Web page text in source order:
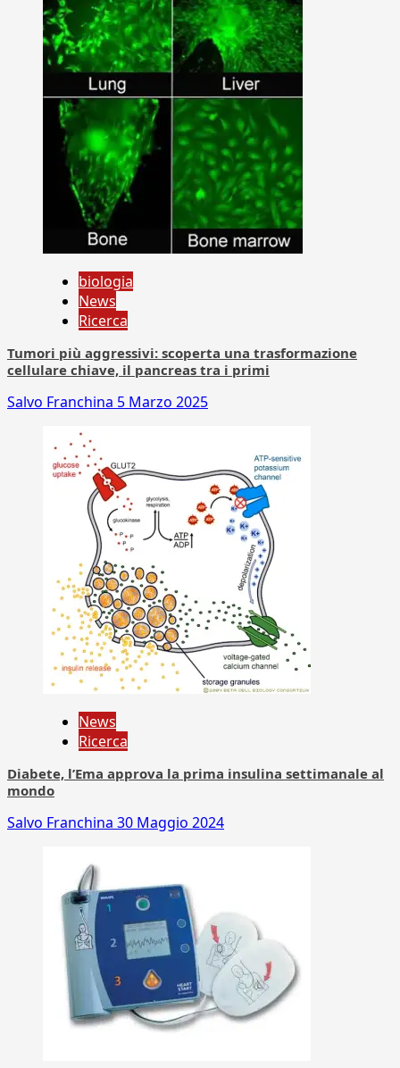
biologia
News
Ricerca
Tumori più aggressivi: scoperta una trasformazione
cellulare chiave, il pancreas tra i primi
Salvo Franchina 5 Marzo 2025
News
Ricerca
Diabete, l’Ema approva la prima insulina settimanale al
mondo
Salvo Franchina 30 Maggio 2024